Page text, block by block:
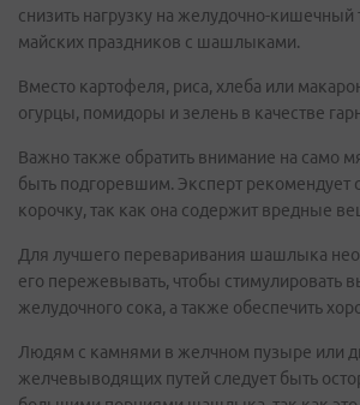
снизить нагрузку на желудочно-кишечный
майских праздников с шашлыками.
Вместо картофеля, риса, хлеба или
огурцы, помидоры и зелень в качестве
Важно также обратить внимание на само
быть подгоревшим. Эксперт рекомендует
корочку, так как она содержит вредные
Для лучшего переваривания шашлыка
его пережевывать, чтобы стимулировать
желудочного сока, а также обеспечить
Людям с камнями в желчном пузыре или
желчевыводящих путей следует быть